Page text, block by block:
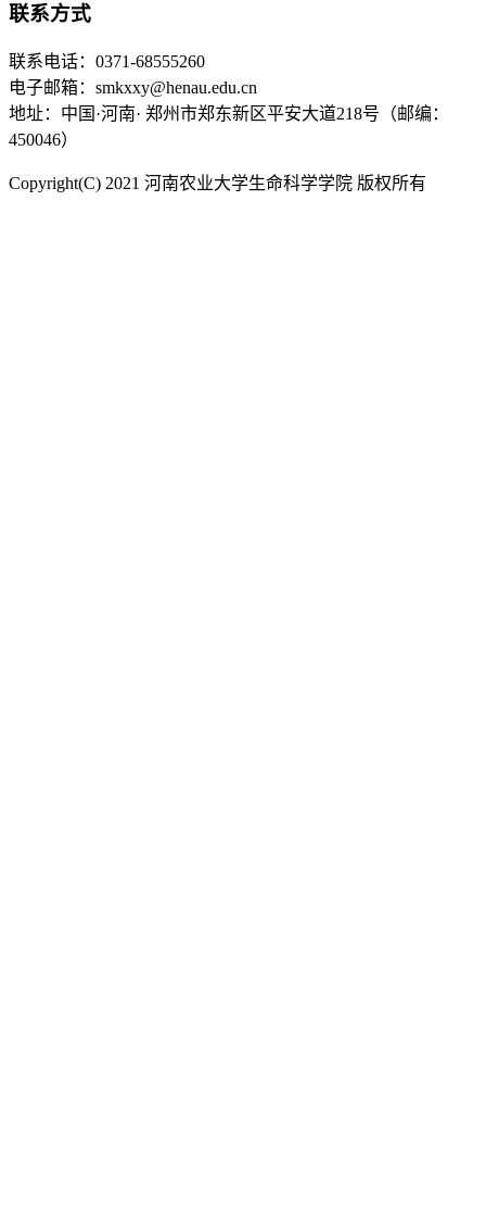
联系方式
联系电话：0371-68555260
电子邮箱：smkxxy@henau.edu.cn
地址：中国·河南· 郑州市郑东新区平安大道218号（邮编：
450046）
Copyright(C) 2021 河南农业大学生命科学学院 版权所有